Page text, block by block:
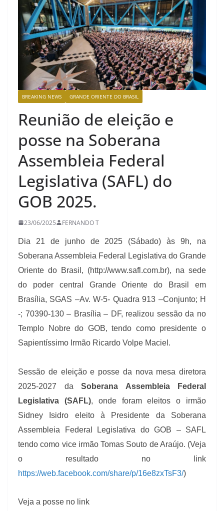
BREAKING NEWS GRANDE ORIENTE DO BRASIL
Reunião de eleição e
posse na Soberana
Assembleia Federal
Legislativa (SAFL) do
GOB 2025.
23/06/2025 FERNANDO T
Dia 21 de junho de 2025 (Sábado) às 9h, na
Soberana Assembleia Federal Legislativa do Grande
Oriente do Brasil, (http://www.safl.com.br), na sede
do poder central Grande Oriente do Brasil em
Brasília, SGAS –Av. W-5- Quadra 913 –Conjunto; H
-; 70390-130 – Brasília – DF, realizou sessão da no
Templo Nobre do GOB, tendo como presidente o
Sapientíssimo Irmão Ricardo Volpe Maciel.
Sessão de eleição e posse da nova mesa diretora
2025-2027 da Soberana Assembleia Federal
Legislativa (SAFL), onde foram eleitos o irmão
Sidney Isidro eleito à Presidente da Soberana
Assembleia Federal Legislativa do GOB – SAFL
tendo como vice irmão Tomas Souto de Araújo. (Veja
o resultado no link
https://web.facebook.com/share/p/16e8zxTsF3/)
Veja a posse no link